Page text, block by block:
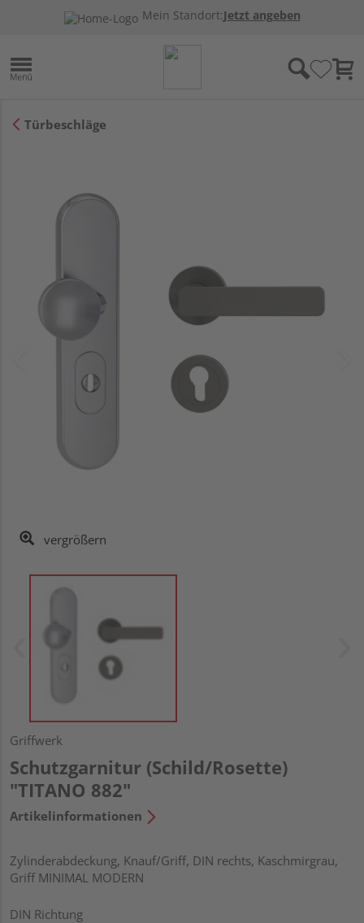
Mein Standort:Jetzt angeben
Türbeschläge
vergrößern
Griffwerk
Schutzgarnitur (Schild/Rosette)
"TITANO 882"
Artikelinformationen
Zylinderabdeckung, Knauf/Griff, DIN rechts, Kaschmirgrau,
Griff MINIMAL MODERN
DIN Richtung